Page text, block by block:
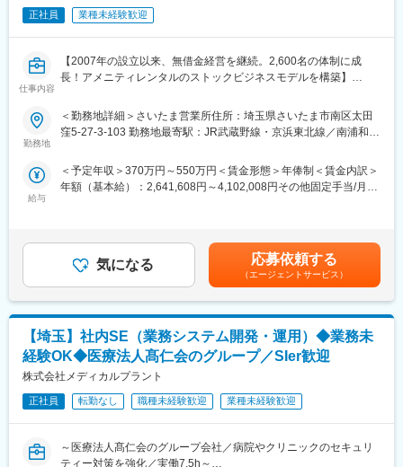
＼活躍の場を多数ご用意しています／
す。 今後も事業拡大の予定があり、専門知識やスキルを持つ方、
新しいことに挑戦したい方を募集中です！
在籍しており、外国人職員や女性管理職も多数活躍しています。
副業OK、WワークOK、ブランクOKです。U・Iターンでご入社い
変更の範囲：会社の定める業務
・問い合わせ対応： 全国の営業所からの問い合わせ対応、倉庫内
の現場スタッフへのレクチャー
（2）事務・バックオフィス業務 ※全体の約6割
・データ・伝票入力：専用システムやExcelを使用した入出荷や在
庫に関わるデータ、伝票の入力作業
・請求業務：センターに関わる各種請求書の処理、確認
■サポート体制 ≪一人で重責を負う環境ではありません！≫
男性薬剤師が1名在籍。入社後はすぐに相談できる環境の中で、ダ
す。 また、管理薬剤師をはじめとする本社側とも連携を取り、現
場で判断に迷う事案や課題が発生した際は、一緒に解決を図りま
関東物流センターは、病院へ安全に製品を届けるための命綱。特
に厳格な法規遵守が求められる医薬品、毒劇物、再生医療等製品
等の「品質と安全」を法的観点から守るのがミッションです。
■働く環境
一日中、張り詰めた空気の中で薬事の書類確認だけを行うわけで
はありません！全体の約6割はデスクワークや一般的な事務処理と
なります。無理なく長くキャリアを継続できる環境です。
■組織構成
10名の社員に加え、100名のパートスタッフが在籍。30～50代ま
で幅広い年代で構成されています。
変更の範囲：会社の定める業務
正社員 業種未経験歓迎
仕事内容
【2007年の設立以来、無借金経営を継続。2,600名の体制に成
長！アメニティレンタルのストックビジネスモデルを構築】
を図るため、このたび新たな仲間をお迎えすることとなりまし
た。
病院や介護施設に向けて、入院・入所時に必要な衣類やタオル、
日用品などをレンタルできる「アメニティサポートシステム」を
主な営業活動は新規提案営業と既存フォローの両輪です。 社会貢
献性も高く、今後の高齢化社会において成長が見込める成長産業
です。 また、病院や介護施設の業務軽減に貢献する事で、患者
様、利用者様へのサービス向上に直結する為、大変やりがいのあ
るお仕事です。
■キャリアアップについて：
本人の頑張りを昇給、昇格にて評価される制度が御座います。ま
た、事業拡大に伴い、新規の営業所も出店しており、営業所長や
エリアを管理する責任者などのポストがある為、早期のキャリア
勤務地
＜勤務地詳細＞さいたま営業所住所：埼玉県さいたま市南区太田
窪5-27-3-103 勤務地最寄駅：JR武蔵野線・京浜東北線／南浦和駅
給与
＜予定年収＞370万円～550万円＜賃金形態＞年俸制＜賃金内訳＞
年額（基本給）：2,641,608円～4,102,008円その他固定手当/月：
無＞有＜残業手当＞有＜給与補足＞※経験・能力・前職の給与など
を考慮するため上下する可能性があります・評価：年2回（4月・
10月/売上実績だけでなく取り組み姿勢や提案プロセスなどの定性
評価も重視）・年収例：370-480万円(主任/入社2-3年)⇒420-550
万円(係長/入社3-5年)賃金はあくまでも目安の金額であり、選考を
通じて上下する可能性があります。月給(月額)は固定手当を含めた
表記です。
気になる 応募依頼する
（エージェントサービス）
【埼玉】社内SE（業務システム開発・運用）◆業務未
経験OK◆医療法人髙仁会のグループ／SIer歓迎
株式会社メディカルプラント
正社員 転勤なし 職種未経験歓迎 業種未経験歓迎
～医療法人髙仁会のグループ会社／病院やクリニックのセキュリ
ティー対策を強化／実働7.5h～